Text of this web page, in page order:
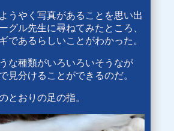
うやく写真があることを思い出
グル先生に尋ねてみたところ、
であるらしいことがわかった。
な種類がいろいろいそうなが
見分けることができるのだ。
とおりの足の指。